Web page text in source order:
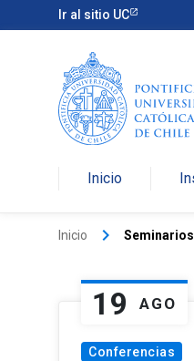
Ir al sitio UC
Inicio
Inicio keyboard_arrow_right Seminarios
19 AGO
Conferencias